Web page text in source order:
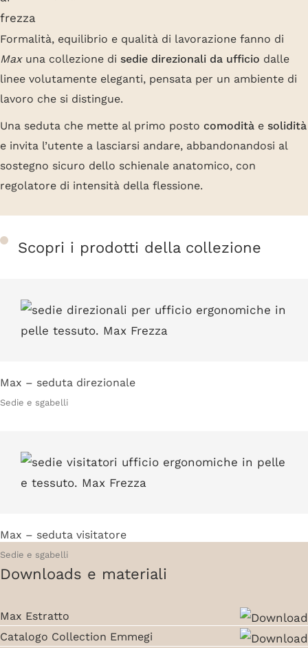
Formalità, equilibrio e qualità di lavorazione fanno di
Maxuna collezione di sedie direzionali da ufficio dalle
linee volutamente eleganti, pensata per un ambiente di
lavoro che si distingue.
Una seduta che mette al primo posto comodità e solidità
e invita l’utente a lasciarsi andare, abbandonandosi al
sostegno sicuro dello schienale anatomico, con
regolatore di intensità della flessione.
Scopri i prodotti della collezione
Max – seduta direzionale
Sedie e sgabelli
Max – seduta visitatore
Sedie e sgabelli
Downloads e materiali
Max Estratto
Catalogo Collection Emmegi